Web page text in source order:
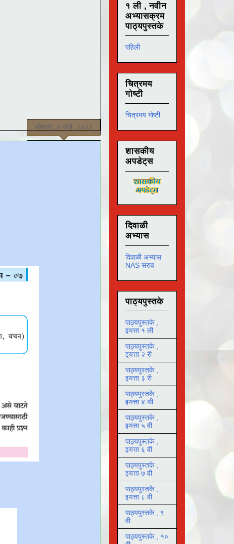
सोमवार, ३ जुलै, २०२३
१ ली , नवीन
अभ्यासक्रम
पाठ्यपुस्तके
पहिली
चित्रमय
गोष्टी
चित्रमय गोष्टी
शासकीय
अपडेट्स
दिवाळी
अभ्यास
दिवाळी अभ्यास
NAS सराव
पाठ्यपुस्तके
पाठ्यपुस्तके ,
इयत्ता १ ली
पाठ्यपुस्तके ,
इयत्ता २ री
पाठ्यपुस्तके ,
इयत्ता ३ री
पाठ्यपुस्तके ,
इयत्ता ४ थी
पाठ्यपुस्तके ,
इयत्ता ५ वी
पाठ्यपुस्तके ,
इयत्ता ६ वी
पाठ्यपुस्तके ,
इयत्ता ७ वी
पाठ्यपुस्तके ,
इयत्ता ८ वी
पाठ्यपुस्तके , ९
वी
पाठ्यपुस्तके , १०